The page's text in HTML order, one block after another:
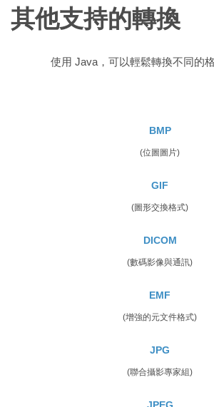
其他支持的轉換
使用 Java，可以輕鬆轉換不同的格
BMP
(位圖圖片)
GIF
(圖形交換格式)
DICOM
(數碼影像與通訊)
EMF
(增強的元文件格式)
JPG
(聯合攝影專家組)
JPEG